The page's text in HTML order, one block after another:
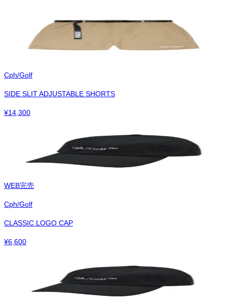
Cph/Golf
SIDE SLIT ADJUSTABLE SHORTS
¥14,300
WEB完売
Cph/Golf
CLASSIC LOGO CAP
¥6,600